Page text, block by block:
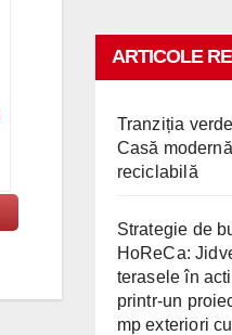
ARTICOLE
Tranziția
Casă
reciclabilă
Strategie de
HoReCa:
terasele în
printr-un
mp exteriori